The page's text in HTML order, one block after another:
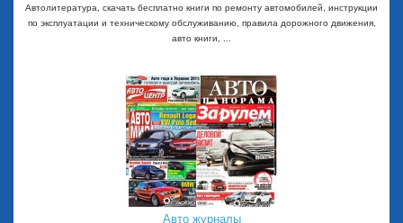
Автолитература, скачать бесплатно книги по ремонту автомобилей, инструкции
по эксплуатации и техническому обслуживанию, правила дорожного движения,
авто книги, ...
Авто журналы